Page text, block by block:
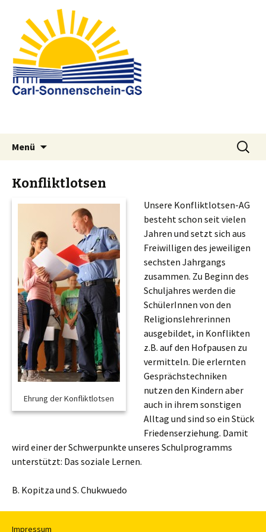
Menü
Suchen
nach:
Konfliktlotsen
Unsere Konfliktlotsen-AG
besteht schon seit vielen
Jahren und setzt sich aus
Freiwilligen des jeweiligen
sechsten Jahrgangs
zusammen. Zu Beginn des
Schuljahres werden die
SchülerInnen von den
Religionslehrerinnen
ausgebildet, in Konflikten
z.B. auf den Hofpausen zu
vermitteln. Die erlernten
Gesprächstechniken
nutzen den Kindern aber
auch in ihrem sonstigen
Alltag und sind so ein Stück
Friedenserziehung. Damit
wird einer der Schwerpunkte unseres Schulprogramms
unterstützt: Das soziale Lernen.
B. Kopitza und S. Chukwuedo
Impressum